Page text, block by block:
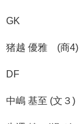
GK
猪越 優雅 (商4)
DF
中嶋 基至 (文